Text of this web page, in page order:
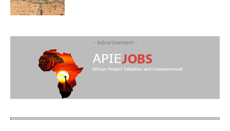
- Advertisement -